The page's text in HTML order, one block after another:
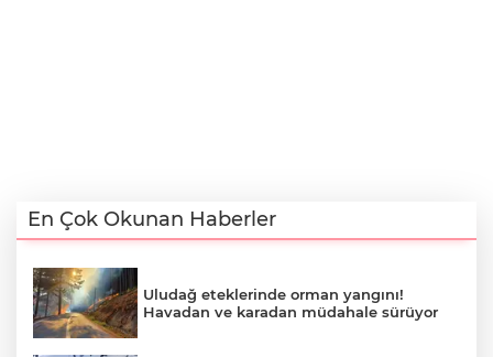
En Çok Okunan Haberler
Uludağ eteklerinde orman yangını!
Havadan ve karadan müdahale sürüyor